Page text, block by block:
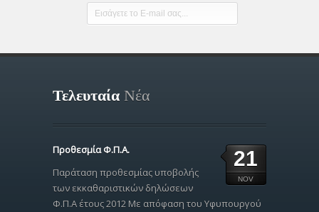
Τελευταία Νέα
21
NOV
Προθεσμία Φ.Π.Α.
Παράταση προθεσμίας υποβολής
των εκκαθαριστικών δηλώσεων
Φ.Π.Α έτους 2012 Με απόφαση του Υφυπουργού